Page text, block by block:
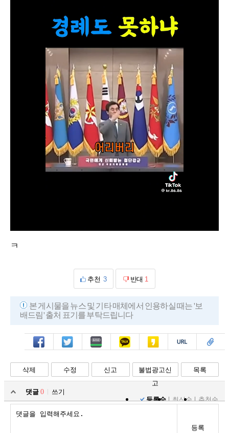
n
o
0
.
0
ㅋ
추천 3 반대 1
본 게시물을 뉴스 및 기타 매체에서 인용하실 때는 '보
배드림' 출처 표기를 부탁드립니다
페북 트윗 밴드 카톡 카스 복사 스크랩
삭제 수정 신고
불법광고신
고
목록
댓글 0
쓰기
등록순
최신순 추천순
등록